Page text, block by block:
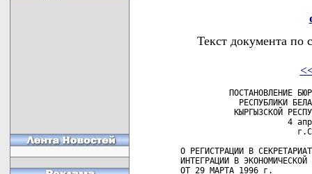
Текст документа по
ПОСТАНОВЛЕНИЕ
РЕСПУБЛИКИ
КЫРГЫЗСКОЙ
4
О РЕГИСТРАЦИИ В
ИНТЕГРАЦИИ В
ОТ 29 МАРТА 1996 г.